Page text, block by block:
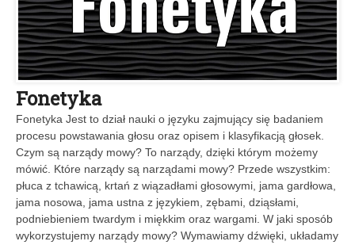
Fonetyka
Fonetyka Jest to dział nauki o języku zajmujący się badaniem
procesu powstawania głosu oraz opisem i klasyfikacją głosek.
Czym są narządy mowy? To narządy, dzięki którym możemy
mówić. Które narządy są narządami mowy? Przede wszystkim:
płuca z tchawicą, krtań z wiązadłami głosowymi, jama gardłowa,
jama nosowa, jama ustna z językiem, zębami, dziąsłami,
podniebieniem twardym i miękkim oraz wargami. W jaki sposób
wykorzystujemy narządy mowy? Wymawiamy dźwięki, układamy